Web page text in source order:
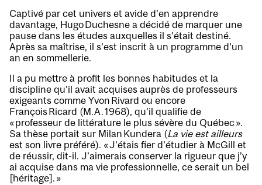
Captivé par cet univers et avide d’en apprendre
davantage, Hugo Duchesne a décidé de marquer une
pause dans les études auxquelles il s’était destiné.
Après sa maîtrise, il s’est inscrit à un programme d’un
an en sommellerie.
Il a pu mettre à profit les bonnes habitudes et la
discipline qu’il avait acquises auprès de professeurs
exigeants comme Yvon Rivard ou encore
François Ricard (M.A. 1968), qu’il qualifie de
« professeur de littérature le plus sévère du Québec ».
Sa thèse portait sur Milan Kundera (La vie est ailleurs
est son livre préféré). « J’étais fier d’étudier à McGill et
de réussir, dit-il. J’aimerais conserver la rigueur que j’y
ai acquise dans ma vie professionnelle, ce serait un bel
[héritage]. »